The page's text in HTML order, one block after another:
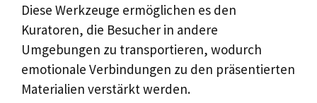
Diese Werkzeuge ermöglichen es den
Kuratoren, die Besucher in andere
Umgebungen zu transportieren, wodurch
emotionale Verbindungen zu den präsentierten
Materialien verstärkt werden.